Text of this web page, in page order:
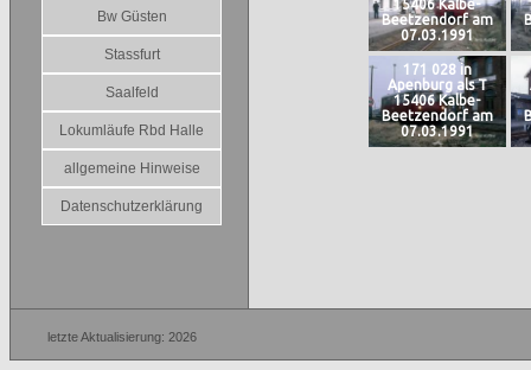
Bw Güsten
Stassfurt
Saalfeld
Lokumläufe Rbd Halle
allgemeine Hinweise
Datenschutzerklärung
15406 Kalbe-
Beetzendorf am
07.03.1991
Foto: Jens Ruttke
171 028 in
Apenburg als T
15406 Kalbe-
Beetzendorf am
07.03.1991
letzte Aktualisierung: 2026